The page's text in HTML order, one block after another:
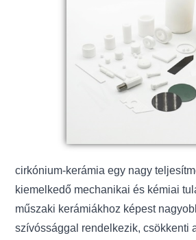
cirkónium-kerámia egy nagy
kiemelkedő mechanikai és kémiai
műszaki kerámiákhoz képest
szívóssággal rendelkezik, csökkenti